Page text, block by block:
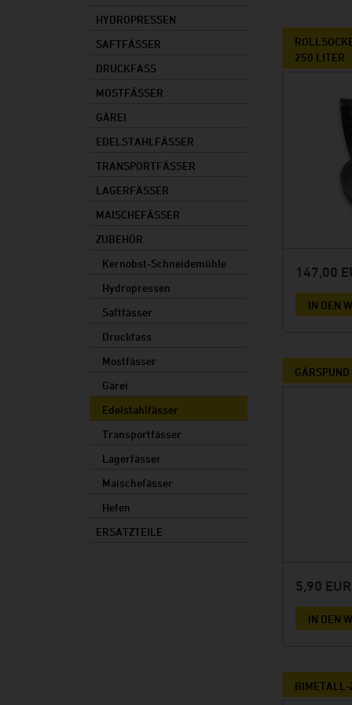
Maischefässer
HYDROPRESSEN
SAFTFÄSSER
DRUCKFASS
MOSTFÄSSER
GÄREI
EDELSTAHLFÄSSER
TRANSPORTFÄSSER
LAGERFÄSSER
MAISCHEFÄSSER
ZUBEHÖR
Kernobst-Schneidemühle
Hydropressen
Saftfässer
Druckfass
Mostfässer
Gärei
Edelstahlfässer
Transportfässer
Lagerfässer
Maischefässer
Hefen
ERSATZTEILE
250 LITER
147,00
IN DEN
5,90
IN DEN
BIMETALL-